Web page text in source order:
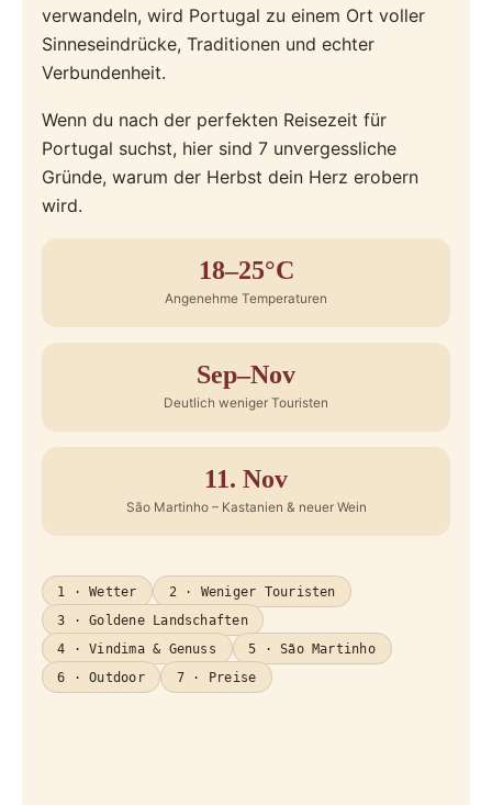
verwandeln, wird Portugal zu einem Ort voller
Sinneseindrücke, Traditionen und echter
Verbundenheit.
Wenn du nach der perfekten Reisezeit für
Portugal suchst, hier sind 7 unvergessliche
Gründe, warum der Herbst dein Herz erobern
wird.
18–25°C
Angenehme Temperaturen
Sep–Nov
Deutlich weniger Touristen
11. Nov
São Martinho – Kastanien & neuer Wein
1 · Wetter
2 · Weniger Touristen
3 · Goldene Landschaften
4 · Vindima & Genuss
5 · São Martinho
6 · Outdoor
7 · Preise